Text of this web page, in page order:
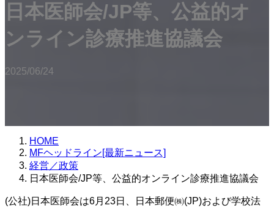
日本医師会/JP等、公益的オ
ンライン診療推進協議会
2025/06/24
HOME
MFヘッドライン[最新ニュース]
経営／政策
日本医師会/JP等、公益的オンライン診療推進協議会
(公社)日本医師会は6月23日、日本郵便㈱(JP)および学校法